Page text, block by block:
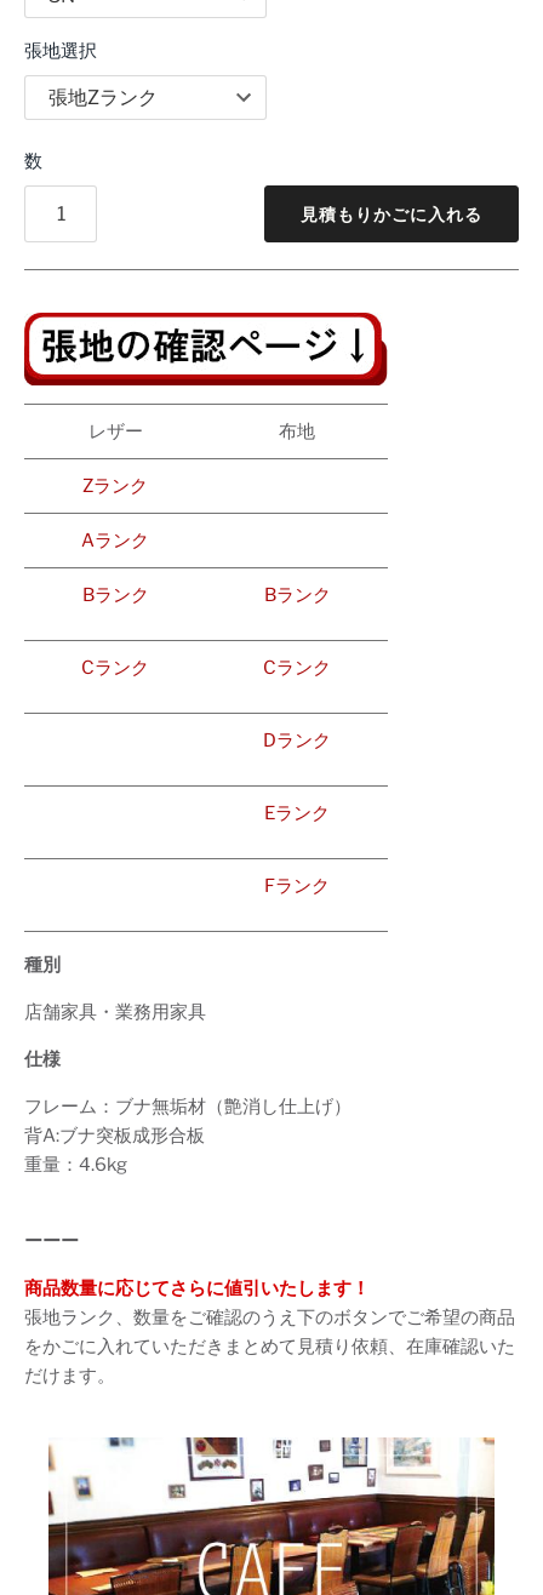
張地選択
数
見積もりかごに入れる
レザー 布地
Zランク
Aランク
Bランク Bランク
Cランク Cランク
Dランク
Eランク
Fランク
種別
店舗家具・業務用家具
仕様
フレーム：ブナ無垢材（艶消し仕上げ）
背A:ブナ突板成形合板
重量：4.6kg
ーーー
商品数量に応じてさらに値引いたします！
張地ランク、数量をご確認のうえ下のボタンでご希望の商品
をかごに入れていただきまとめて見積り依頼、在庫確認いた
だけます。